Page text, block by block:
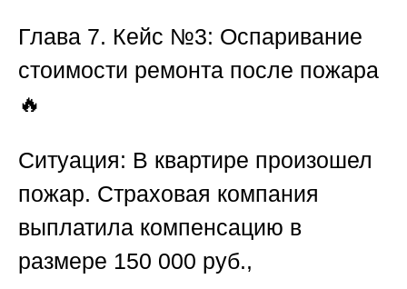
Глава 7. Кейс №3: Оспаривание
стоимости ремонта после пожара
🔥
Ситуация: В квартире произошел
пожар. Страховая компания
выплатила компенсацию в
размере 150 000 руб.,